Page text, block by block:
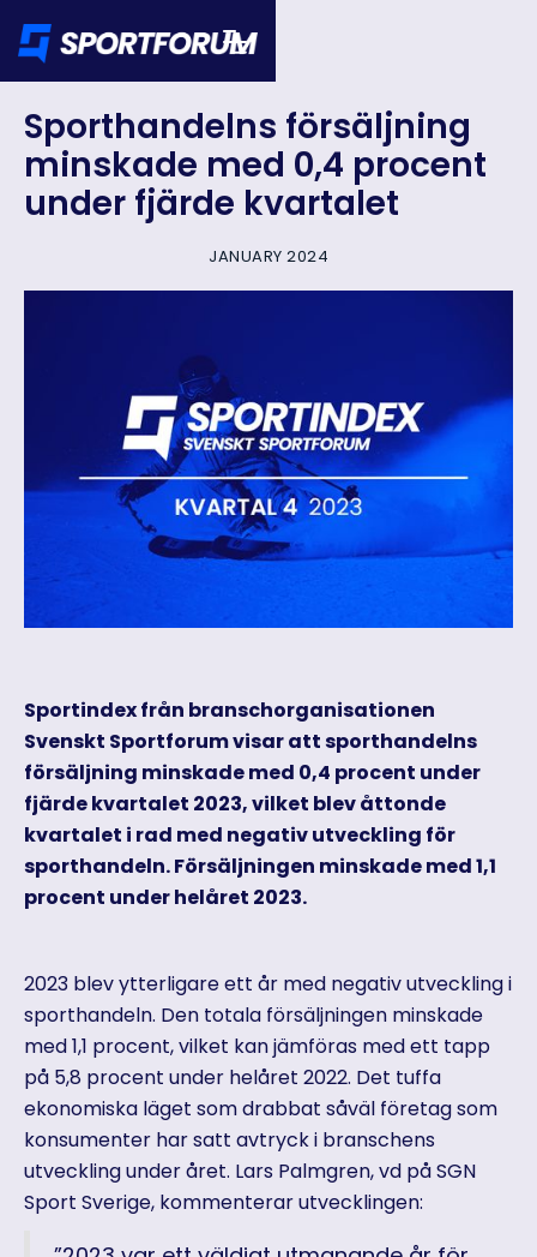
Sporthandelns försäljning
minskade med 0,4 procent
under fjärde kvartalet
JANUARY 2024
Sportindex från branschorganisationen
Svenskt Sportforum visar att sporthandelns
försäljning minskade med 0,4 procent under
fjärde kvartalet 2023, vilket blev åttonde
kvartalet i rad med negativ utveckling för
sporthandeln. Försäljningen minskade med 1,1
procent under helåret 2023.
2023 blev ytterligare ett år med negativ utveckling i
sporthandeln. Den totala försäljningen minskade
med 1,1 procent, vilket kan jämföras med ett tapp
på 5,8 procent under helåret 2022. Det tuffa
ekonomiska läget som drabbat såväl företag som
konsumenter har satt avtryck i branschens
utveckling under året. Lars Palmgren, vd på SGN
Sport Sverige, kommenterar utvecklingen: